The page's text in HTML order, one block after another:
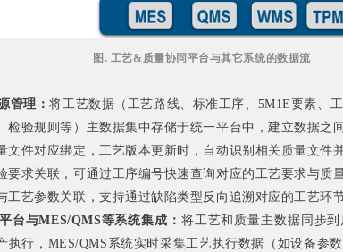
图. 工艺&质量协同平台与其它系统的数据流
管理：将工艺数据（工艺路线、标准工序、5M1E要素、
检验规则等）主数据集中存储于统一平台中，建立数据之
文件对应绑定，工艺版本更新时，自动识别相关质量文件
要求关联，可通过工序编号快速查询对应的工艺要求与质
工艺参数关联，支持通过缺陷类型反向追溯对应的工艺环
台与MES/QMS等系统集成： 将工艺和质量主数据同步
执行，MES/QMS系统实时采集工艺执行数据（如设备参